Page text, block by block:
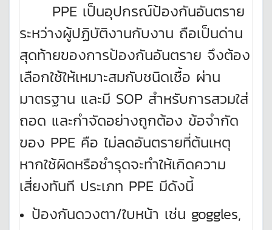
PPE เป็นอุปกรณ์ป้องกันอันตราย
ระหว่างผู้ปฏิบัติงานกับงาน ถือเป็นด่าน
สุดท้ายของการป้องกันอันตราย จึงต้อง
เลือกใช้ให้เหมาะสมกับชนิดเชื้อ ผ่าน
มาตรฐาน และมี SOP สำหรับการสวมใส่
ถอด และกำจัดอย่างถูกต้อง ข้อจำกัด
ของ PPE คือ ไม่ลดอันตรายที่ต้นเหตุ
หากใช้ผิดหรือชำรุดจะทำให้เกิดความ
เสี่ยงทันที ประเภท PPE มีดังนี้
ป้องกันดวงตา/ใบหน้า เช่น goggles,